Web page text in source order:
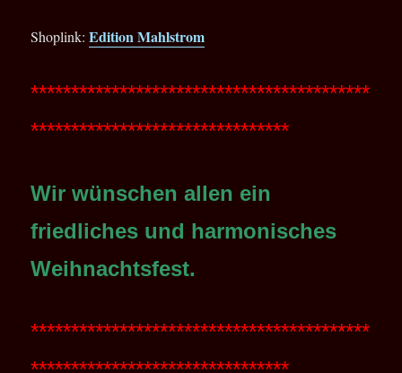
Shoplink:Edition Mahlstrom
******************************************
********************************
Wir wünschen allen ein
friedliches und harmonisches
Weihnachtsfest.
******************************************